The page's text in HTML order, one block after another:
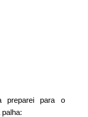
preparei para o